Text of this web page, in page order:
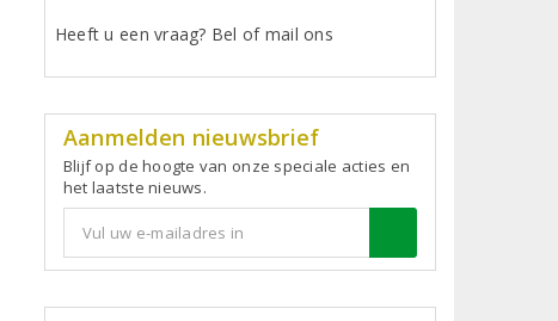
Heeft u een vraag? Bel of mail ons
Aanmelden nieuwsbrief
Blijf op de hoogte van onze speciale acties en
het laatste nieuws.